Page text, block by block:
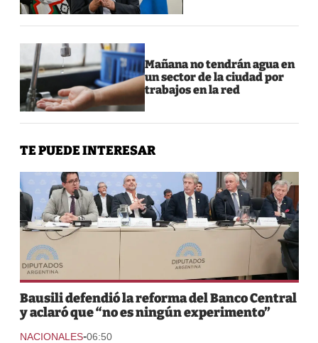
Mañana no tendrán agua en
un sector de la ciudad por
trabajos en la red
TE PUEDE INTERESAR
Bausili defendió la reforma del Banco Central
y aclaró que “no es ningún experimento”
NACIONALES-06:50